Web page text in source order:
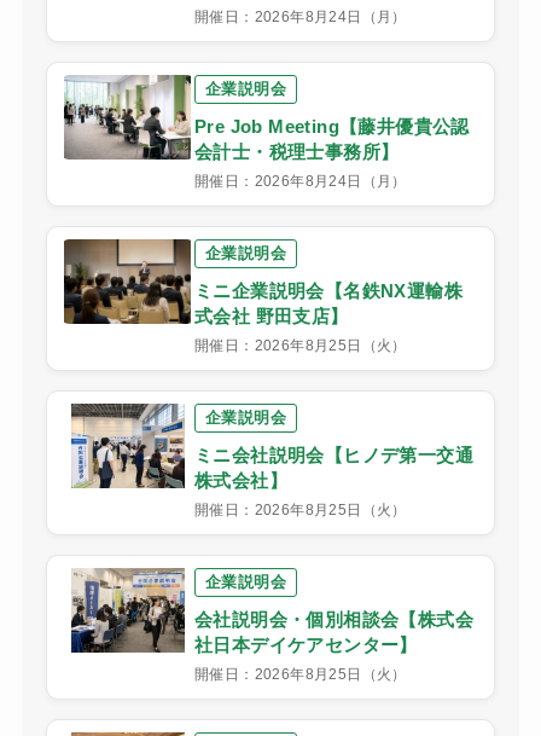
開催日：2026年8月24日（月）
企業説明会
Pre Job Meeting【藤井優貴公認
会計士・税理士事務所】
開催日：2026年8月24日（月）
企業説明会
ミニ企業説明会【名鉄NX運輸株
式会社 野田支店】
開催日：2026年8月25日（火）
企業説明会
ミニ会社説明会【ヒノデ第一交通
株式会社】
開催日：2026年8月25日（火）
企業説明会
会社説明会・個別相談会【株式会
社日本デイケアセンター】
開催日：2026年8月25日（火）